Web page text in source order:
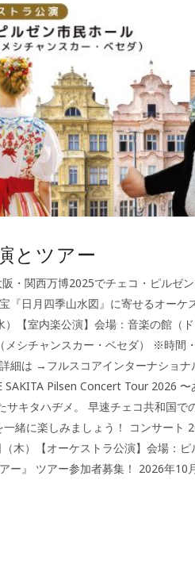
とツアー
・関西万博2025でチェコ・ピルゼ
『日月四季山水図』に寄せるオーケ
【室内楽公演】会場：音楽の館（
シチャンスカー・ベセダ） ※時間
細は →フルスコアインターナショ
Pilsen Concert Tour 2026 〜
キタハヂメ。 早速チェコ共和国で
緒に楽しみましょう！ コンサート
木）【オーケストラ公演】会場：
ー』 ツアー参加者募集！ 2026年